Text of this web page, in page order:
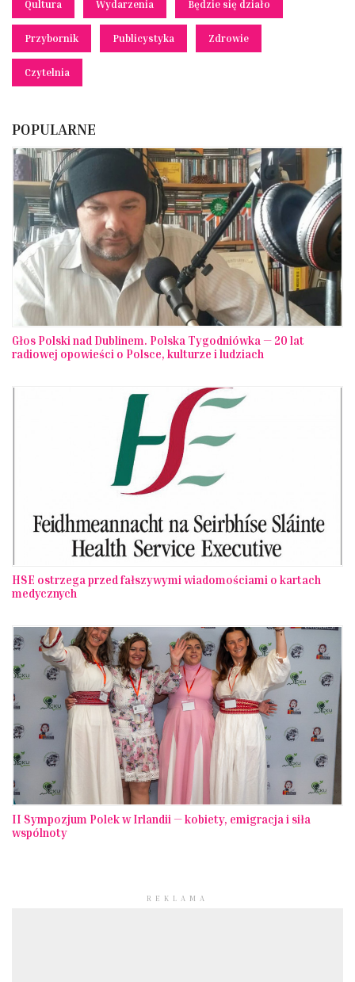
Qultura Wydarzenia Będzie się działo
Przybornik Publicystyka Zdrowie
Czytelnia
POPULARNE
Głos Polski nad Dublinem. Polska Tygodniówka — 20 lat
radiowej opowieści o Polsce, kulturze i ludziach
HSE ostrzega przed fałszywymi wiadomościami o kartach
medycznych
II Sympozjum Polek w Irlandii — kobiety, emigracja i siła
wspólnoty
REKLAMA